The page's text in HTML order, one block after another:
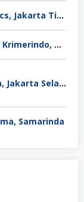
Legal Officer PT Puninar Logistics, Jakarta Timur
Legal Officer PT Lautan Natural Krimerindo, Mojokerto
Satpam PT Otsuka Indonesia, Jakarta Selatan
Samarinda